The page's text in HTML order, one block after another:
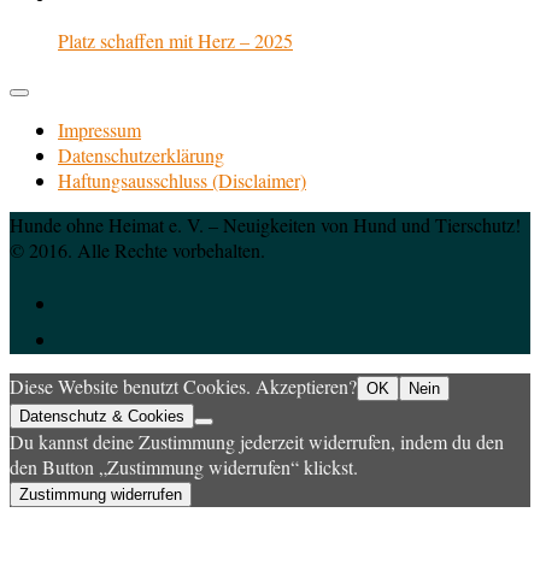
Platz schaffen mit Herz – 2025
Impressum
Datenschutzerklärung
Haftungsausschluss (Disclaimer)
Hunde ohne Heimat e. V. – Neuigkeiten von Hund und Tierschutz!
© 2016. Alle Rechte vorbehalten.
Diese Website benutzt Cookies. Akzeptieren? OK
Nein
Datenschutz & Cookies
Du kannst deine Zustimmung jederzeit widerrufen, indem du den
den Button „Zustimmung widerrufen“ klickst.
Zustimmung widerrufen